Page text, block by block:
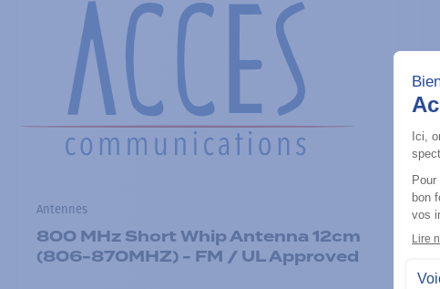
Antennes
800 MHz Short Whip Antenna 12cm
(806-870MHZ) - FM / UL Approved